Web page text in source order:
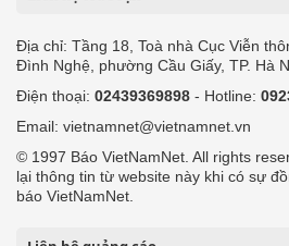
Địa chỉ: Tầng 18, Toà nhà Cục Viễn
Đình Nghệ, phường Cầu Giấy, TP. Hà
Điện thoại: 02439369898 - Hotline:
Email: vietnamnet@vietnamnet.vn
© 1997 Báo VietNamNet. All rights
lại thông tin từ website này khi có sự
báo VietNamNet.